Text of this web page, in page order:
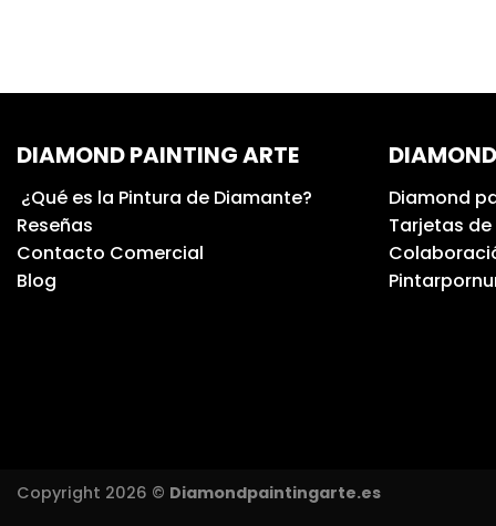
DIAMOND PAINTING ARTE
¿Qué es la Pintura de Diamante?
Reseñas
Contacto Comercial
Blog
Diamond
Tarjetas de
Copyright 2026 © Diamondpaintingarte.es